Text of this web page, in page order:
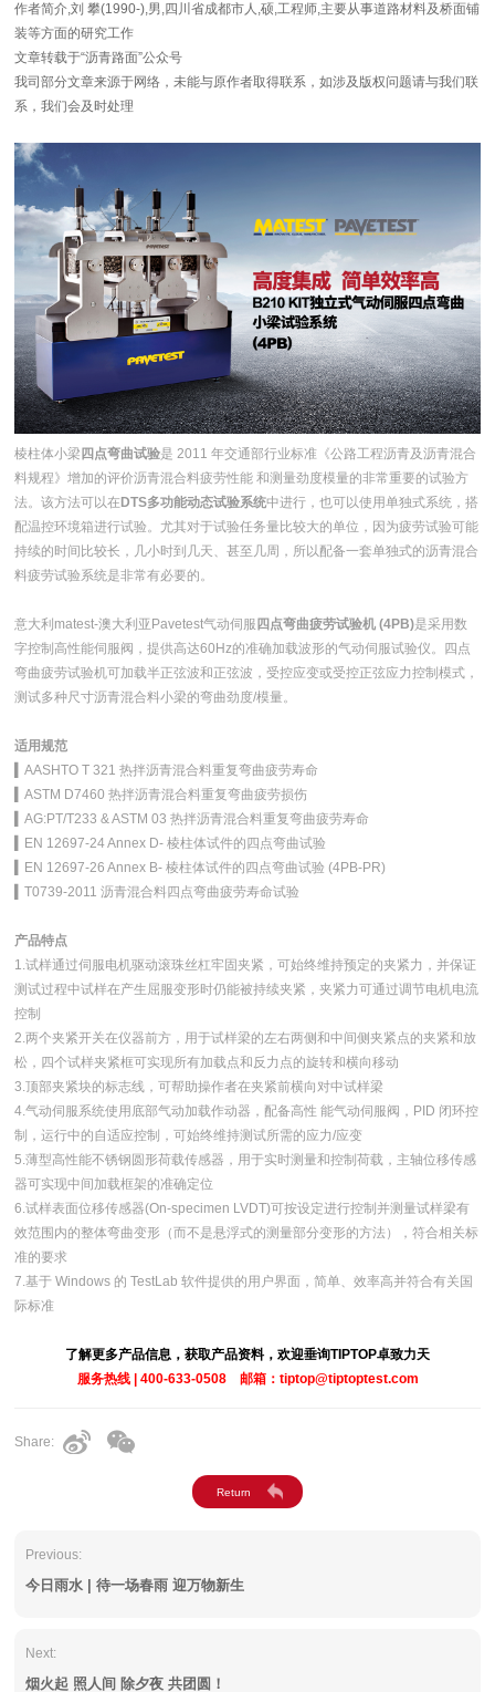
作者简介,刘 攀(1990-),男,四川省成都市人,硕,工程师,主要从事道路材料及桥面铺
装等方面的研究工作
文章转载于“沥青路面”公众号
我司部分文章来源于网络，未能与原作者取得联系，如涉及版权问题请与我们联
系，我们会及时处理
棱柱体小梁 四点弯曲试验是 2011 年交通部行业标准《公路工程沥青及沥青混合
料规程》增加的评价沥青混合料疲劳性能 和测量劲度模量的非常重要的试验方
法。该方法可以在 DTS多功能动态试验系统中进行，也可以使用单独式系统，搭
配温控环境箱进行试验。尤其对于试验任务量比较大的单位，因为疲劳试验可能
持续的时间比较长，几小时到几天、甚至几周，所以配备一套单独式的沥青混合
料疲劳试验系统是非常有必要的。
意大利matest-澳大利亚Pavetest气动伺服 四点弯曲疲劳试验机 (4PB)是采用数
字控制高性能伺服阀，提供高达60Hz的准确加载波形的气动伺服试验仪。四点
弯曲疲劳试验机可加载半正弦波和正弦波，受控应变或受控正弦应力控制模式，
测试多种尺寸沥青混合料小梁的弯曲劲度/模量。
适用规范
▍AASHTO T 321 热拌沥青混合料重复弯曲疲劳寿命
▍ASTM D7460 热拌沥青混合料重复弯曲疲劳损伤
▍AG:PT/T233 & ASTM 03 热拌沥青混合料重复弯曲疲劳寿命
▍EN 12697-24 Annex D- 棱柱体试件的四点弯曲试验
▍EN 12697-26 Annex B- 棱柱体试件的四点弯曲试验 (4PB-PR)
▍T0739-2011 沥青混合料四点弯曲疲劳寿命试验
产品特点
1.试样通过伺服电机驱动滚珠丝杠牢固夹紧，可始终维持预定的夹紧力，并保证
测试过程中试样在产生屈服变形时仍能被持续夹紧，夹紧力可通过调节电机电流
控制
2.两个夹紧开关在仪器前方，用于试样梁的左右两侧和中间侧夹紧点的夹紧和放
松，四个试样夹紧框可实现所有加载点和反力点的旋转和横向移动
3.顶部夹紧块的标志线，可帮助操作者在夹紧前横向对中试样梁
4.气动伺服系统使用底部气动加载作动器，配备高性 能气动伺服阀，PID 闭环控
制，运行中的自适应控制，可始终维持测试所需的应力/应变
5.薄型高性能不锈钢圆形荷载传感器，用于实时测量和控制荷载，主轴位移传感
器可实现中间加载框架的准确定位
6.试样表面位移传感器(On-specimen LVDT)可按设定进行控制并测量试样梁有
效范围内的整体弯曲变形（而不是悬浮式的测量部分变形的方法），符合相关标
准的要求
7.基于 Windows 的 TestLab 软件提供的用户界面，简单、效率高并符合有关国
际标准
了解更多产品信息，获取产品资料，欢迎垂询TIPTOP卓致力天
服务热线 | 400-633-0508 邮箱：tiptop@tiptoptest.com
Share:
Previous:
今日雨水 | 待一场春雨 迎万物新生
Next:
烟火起 照人间 除夕夜 共团圆！